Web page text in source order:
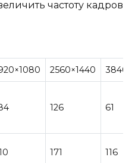
частоту кадров
2560×1440
126 61
171 116